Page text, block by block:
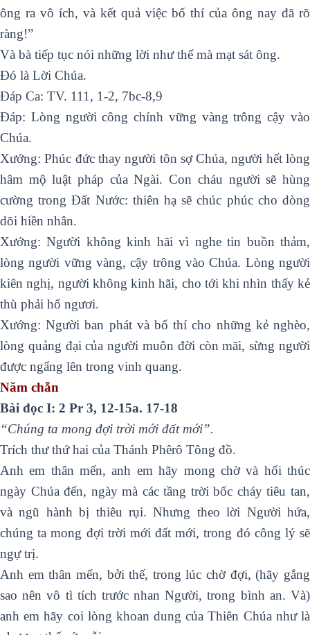
ông ra vô ích, và kết quả việc bố thí của ông nay đã rõ
ràng!”
Và bà tiếp tục nói những lời như thế mà mạt sát ông.
Ðó là Lời Chúa.
Ðáp Ca: TV. 111, 1-2, 7bc-8,9
Ðáp: Lòng người công chính vững vàng trông cậy vào
Chúa.
Xướng: Phúc đức thay người tôn sợ Chúa, người hết lòng
hâm mộ luật pháp của Ngài. Con cháu người sẽ hùng
cường trong Ðất Nước: thiên hạ sẽ chúc phúc cho dòng
dõi hiền nhân.
Xướng: Người không kinh hãi vì nghe tin buồn thảm,
lòng người vững vàng, cậy trông vào Chúa. Lòng người
kiên nghị, người không kinh hãi, cho tới khi nhìn thấy kẻ
thù phải hổ ngươi.
Xướng: Người ban phát và bố thí cho những kẻ nghèo,
lòng quảng đại của người muôn đời còn mãi, sừng người
được ngẩng lên trong vinh quang.
Năm chẵn
Bài đọc I: 2 Pr 3, 12-15a. 17-18
“Chúng ta mong đợi trời mới đất mới”.
Trích thư thứ hai của Thánh Phêrô Tông đồ.
Anh em thân mến, anh em hãy mong chờ và hối thúc
ngày Chúa đến, ngày mà các tầng trời bốc cháy tiêu tan,
và ngũ hành bị thiêu rụi. Nhưng theo lời Người hứa,
chúng ta mong đợi trời mới đất mới, trong đó công lý sẽ
ngự trị.
Anh em thân mến, bởi thế, trong lúc chờ đợi, (hãy gắng
sao nên vô tì tích trước nhan Người, trong bình an. Và)
anh em hãy coi lòng khoan dung của Thiên Chúa như là